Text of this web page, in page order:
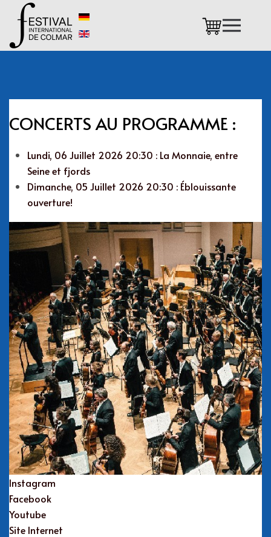
Accéder au contenu principal
CONCERTS AU PROGRAMME :
Lundi, 06 Juillet 2026 20:30 : La Monnaie, entre
Seine et fjords
Dimanche, 05 Juillet 2026 20:30 : Éblouissante
ouverture!
Instagram
Facebook
Youtube
Site Internet